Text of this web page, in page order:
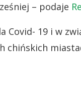
– podaje
19 i w